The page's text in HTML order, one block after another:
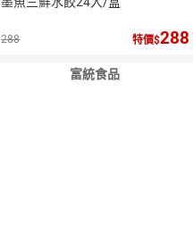
288 特價 288
富統食品